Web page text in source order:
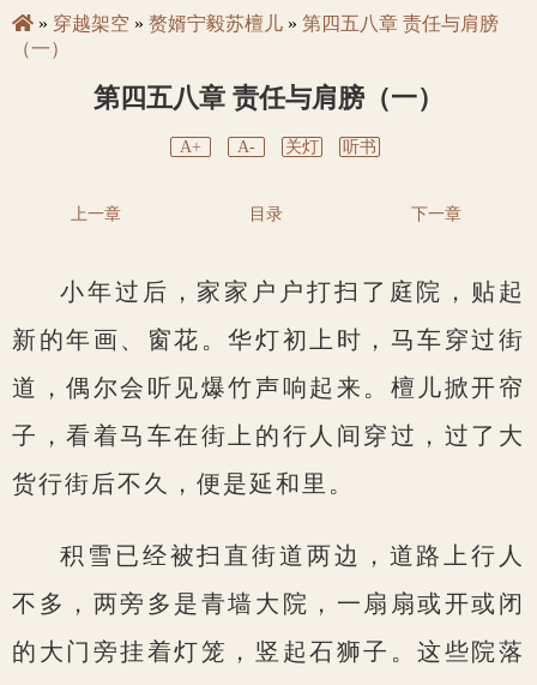
» 穿越架空 » 赘婿宁毅苏檀儿 » 第四五八章 责任与肩膀
（一）
第四五八章 责任与肩膀（一）
A+ A- 关灯 听书
上一章 目录 下一章
小年过后，家家户户打扫了庭院，贴起
新的年画、窗花。华灯初上时，马车穿过街
道，偶尔会听见爆竹声响起来。檀儿掀开帘
子，看着马车在街上的行人间穿过，过了大
货行街后不久，便是延和里。
积雪已经被扫直街道两边，道路上行人
不多，两旁多是青墙大院，一扇扇或开或闭
的大门旁挂着灯笼，竖起石狮子。这些院落